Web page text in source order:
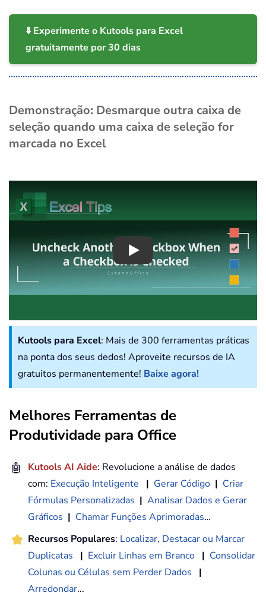
⬇️ Experimente o Kutools para Excel
gratuitamente por 30 dias
Demonstração: Desmarque outra caixa de
seleção quando uma caixa de seleção for
marcada no Excel
Play
Kutools para Excel: Mais de 300 ferramentas práticas
na ponta dos seus dedos! Aproveite recursos de IA
gratuitos permanentemente! Baixe agora!
Melhores Ferramentas de
Produtividade para Office
🤖 Kutools AI Aide: Revolucione a análise de dados
com: Execução Inteligente | Gerar Código | Criar
Fórmulas Personalizadas | Analisar Dados e Gerar
Gráficos | Chamar Funções Aprimoradas…
Recursos Populares: Localizar, Destacar ou Marcar
Duplicatas
| Excluir Linhas em Branco | Consolidar
Colunas ou Células sem Perder Dados
|
Arredondar...